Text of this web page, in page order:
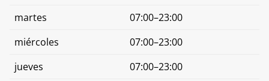
martes
07:00–23:00
miércoles
07:00–23:00
jueves
07:00–23:00